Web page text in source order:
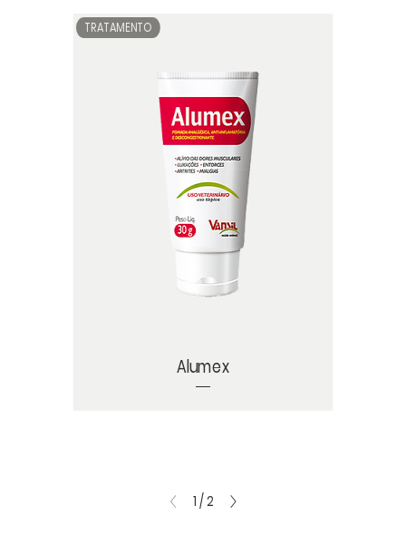
TRATAMENTO
Alumex
1/2